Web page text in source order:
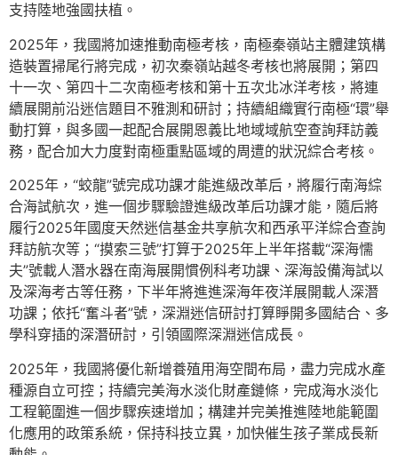
支持陸地強國扶植。
2025年，我國將加速推動南極考核，南極秦嶺站主體建筑構
造裝置掃尾行將完成，初次秦嶺站越冬考核也將展開；第四
十一次、第四十二次南極考核和第十五次北冰洋考核，將連
續展開前沿迷信題目不雅測和研討；持續組織實行南極“環”舉
動打算，與多國一起配合展開恩義比地域域航空查詢拜訪義
務，配合加大力度對南極重點區域的周遭的狀況綜合考核。
2025年，“蛟龍”號完成功課才能進級改革后，將履行南海綜
合海試航次，進一個步驟驗證進級改革后功課才能，隨后將
履行2025年國度天然迷信基金共享航次和西承平洋綜合查詢
拜訪航次等；“摸索三號”打算于2025年上半年搭載“深海懦
夫”號載人潛水器在南海展開慣例科考功課、深海設備海試以
及深海考古等任務，下半年將進進深海年夜洋展開載人深潛
功課；依托“奮斗者”號，深淵迷信研討打算睜開多國結合、多
學科穿插的深潛研討，引領國際深淵迷信成長。
2025年，我國將優化新增養殖用海空間布局，盡力完成水產
種源自立可控；持續完美海水淡化財產鏈條，完成海水淡化
工程範圍進一個步驟疾速增加；構建并完美推進陸地能範圍
化應用的政策系統，保持科技立異，加快催生孩子業成長新